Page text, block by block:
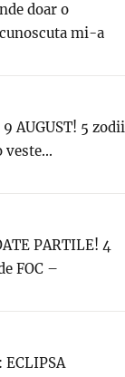
doar o
mi-a
AUGUST! 5 zodii
veste...
PARTILE! 4
FOC –
ECLIPSA